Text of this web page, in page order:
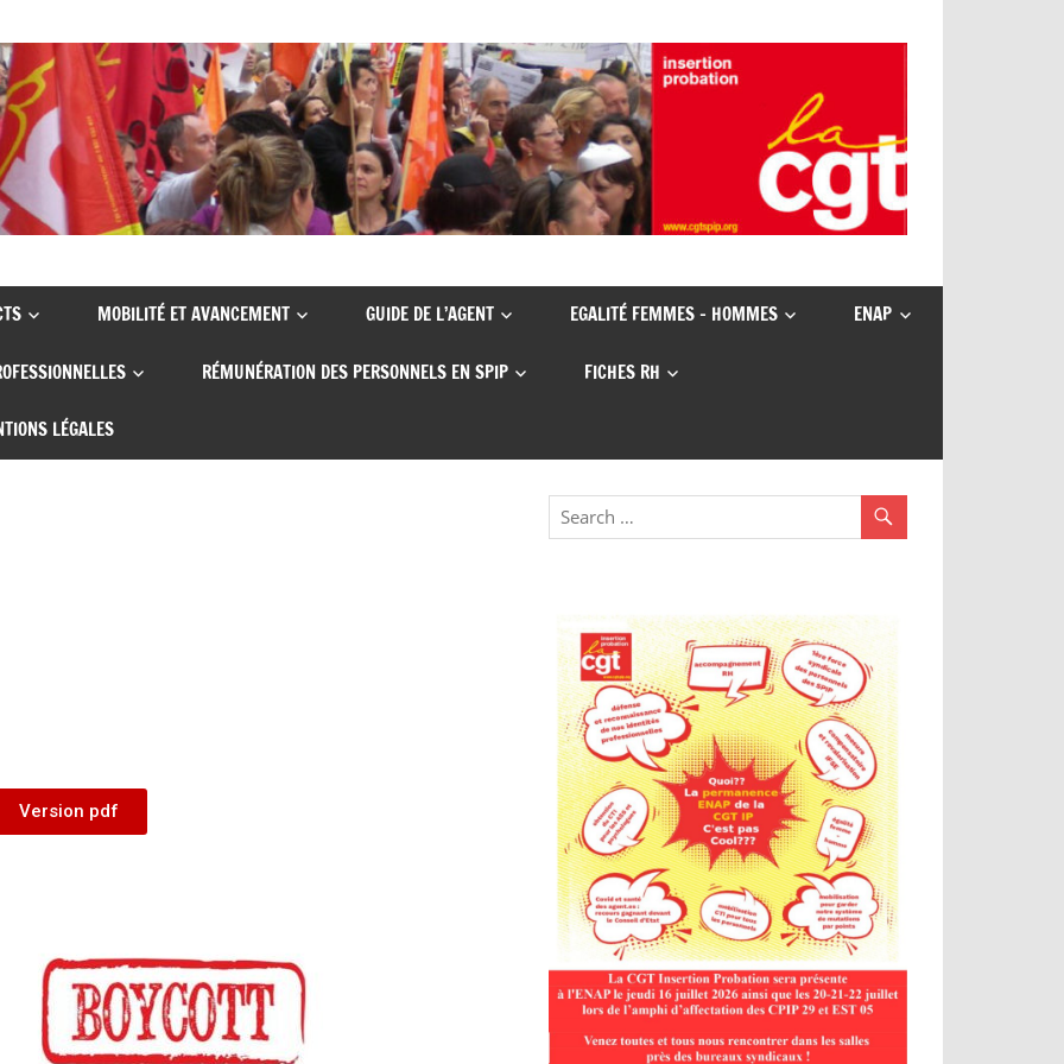
MOBILITÉ ET AVANCEMENT GUIDE DE L’AGENT EGALITÉ FEMMES – HOMMES ENAP
RÉMUNÉRATION DES PERSONNELS EN SPIP FICHES RH
LÉGALES
Version pdf